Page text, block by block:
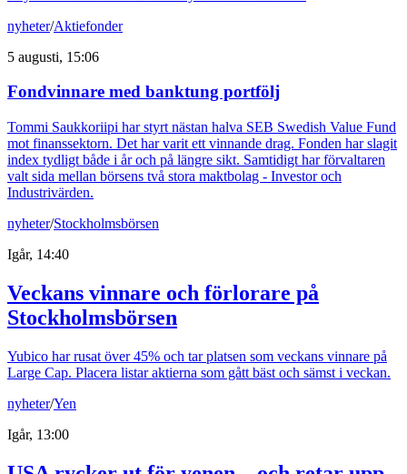
nyheter/Aktiefonder
5 augusti, 15:06
Fondvinnare med banktung portfölj
Tommi Saukkoriipi har styrt nästan halva SEB Swedish Value Fund
mot finanssektorn. Det har varit ett vinnande drag. Fonden har slagit
index tydligt både i år och på längre sikt. Samtidigt har förvaltaren
valt sida mellan börsens två stora maktbolag - Investor och
Industrivärden.
nyheter/Stockholmsbörsen
Igår, 14:40
Veckans vinnare och förlorare på
Stockholmsbörsen
Yubico har rusat över 45% och tar platsen som veckans vinnare på
Large Cap. Placera listar aktierna som gått bäst och sämst i veckan.
nyheter/Yen
Igår, 13:00